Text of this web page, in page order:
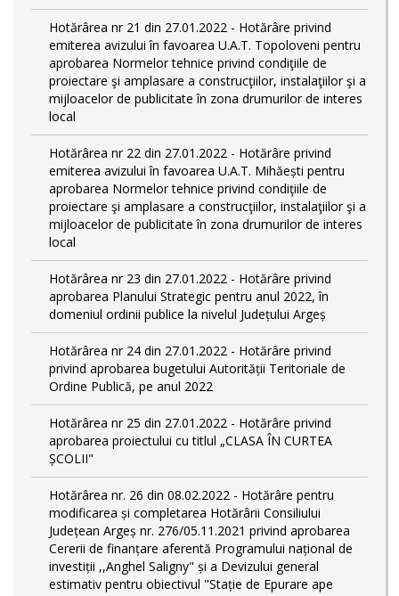
Hotărârea nr 21 din 27.01.2022 - Hotărâre privind
emiterea avizului în favoarea U.A.T. Topoloveni pentru
aprobarea Normelor tehnice privind condiţiile de
proiectare şi amplasare a construcţiilor, instalaţiilor şi a
mijloacelor de publicitate în zona drumurilor de interes
local
Hotărârea nr 22 din 27.01.2022 - Hotărâre privind
emiterea avizului în favoarea U.A.T. Mihăești pentru
aprobarea Normelor tehnice privind condiţiile de
proiectare şi amplasare a construcţiilor, instalaţiilor şi a
mijloacelor de publicitate în zona drumurilor de interes
local
Hotărârea nr 23 din 27.01.2022 - Hotărâre privind
aprobarea Planului Strategic pentru anul 2022, în
domeniul ordinii publice la nivelul Județului Argeș
Hotărârea nr 24 din 27.01.2022 - Hotărâre privind
privind aprobarea bugetului Autorității Teritoriale de
Ordine Publică, pe anul 2022
Hotărârea nr 25 din 27.01.2022 - Hotărâre privind
aprobarea proiectului cu titlul „CLASA ÎN CURTEA
ȘCOLII"
Hotărârea nr. 26 din 08.02.2022 - Hotărâre pentru
modificarea și completarea Hotărârii Consiliului
Județean Argeș nr. 276/05.11.2021 privind aprobarea
Cererii de finanțare aferentă Programului național de
investiții ,,Anghel Saligny" și a Devizului general
estimativ pentru obiectivul "Stație de Epurare ape